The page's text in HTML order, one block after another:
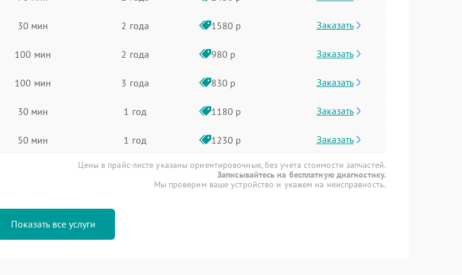
30 мин 2 года 1580 р Заказать
100 мин 2 года 980 р Заказать
100 мин 3 года 830 р Заказать
30 мин 1 год 1180 р Заказать
50 мин 1 год 1230 р Заказать
Цены в прайс-листе указаны ориентировочные, без учета стоимости запчастей.
Записывайтесь на бесплатную диагностику.
Мы проверим ваше устройство и укажем на неисправность.
Показать все услуги